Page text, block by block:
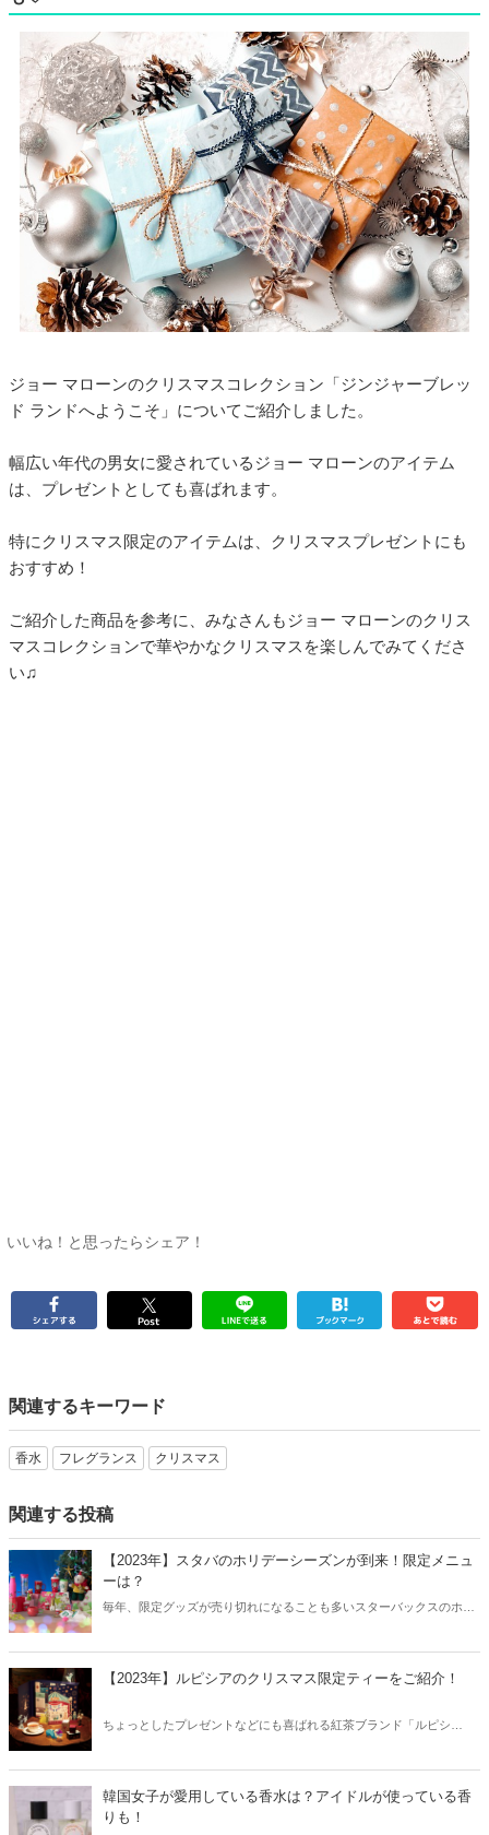
ジョー マローンのクリスマスコレクション「ジンジャーブレッ
ド ランドへようこそ」についてご紹介しました。
幅広い年代の男女に愛されているジョー マローンのアイテム
は、プレゼントとしても喜ばれます。
特にクリスマス限定のアイテムは、クリスマスプレゼントにも
おすすめ！
ご紹介した商品を参考に、みなさんもジョー マローンのクリス
マスコレクションで華やかなクリスマスを楽しんでみてくださ
い♫
いいね！と思ったらシェア！
関連するキーワード
香水 フレグランス クリスマス
関連する投稿
【2023年】スタバのホリデーシーズンが到来！限定メニュ
ーは？
毎年、限定グッズが売り切れになることも多いスターバックスのホリ
リデーシーズンから、おすすめの限定メニューや限定グッズをご紹介
します。
【2023年】ルピシアのクリスマス限定ティーをご紹介！
ちょっとしたプレゼントなどにも喜ばれる紅茶ブランド「ルピシ
チェックしてみましょう！
韓国女子が愛用している香水は？アイドルが使っている香
りも！